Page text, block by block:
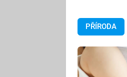
PŘÍRODA